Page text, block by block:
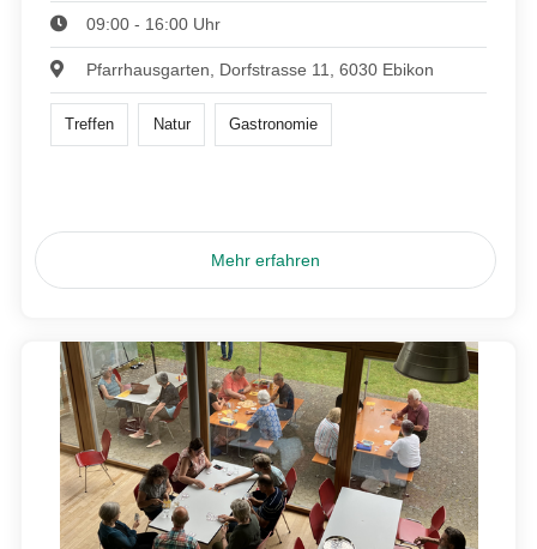
09:00 - 16:00 Uhr
Pfarrhausgarten, Dorfstrasse 11, 6030 Ebikon
Treffen Natur Gastronomie
Mehr erfahren